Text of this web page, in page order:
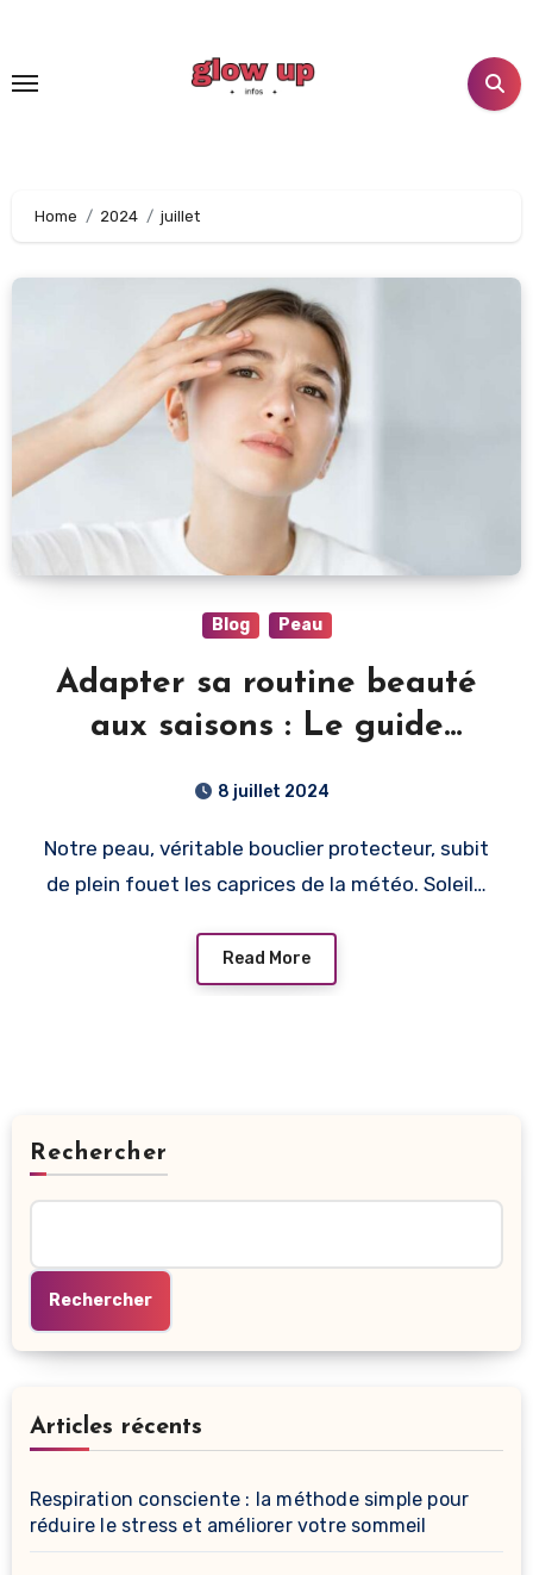
contenu
Home 2024 juillet
Blog Peau
Adapter sa routine beauté
aux saisons : Le guide
éclatante toute l’année
8 juillet 2024
Notre peau, véritable bouclier protecteur, subit
de plein fouet les caprices de la météo. Soleil…
Read More
Rechercher
Rechercher
Articles récents
Respiration consciente : la méthode simple pour
réduire le stress et améliorer votre sommeil